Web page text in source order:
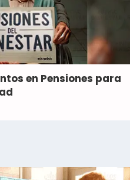
en Pensiones para